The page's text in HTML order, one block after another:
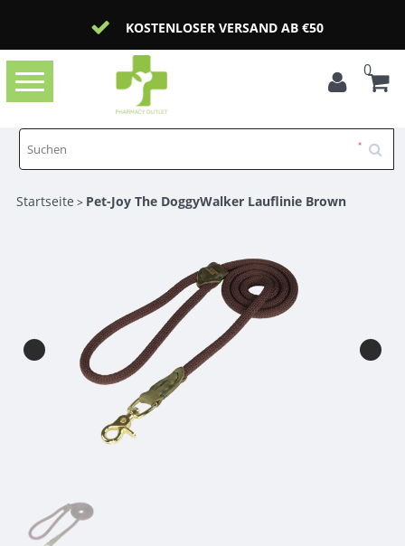
KOSTENLOSER VERSAND AB €50
Toggle
navigation
0
Startseite > Pet-Joy The DoggyWalker Lauflinie Brown